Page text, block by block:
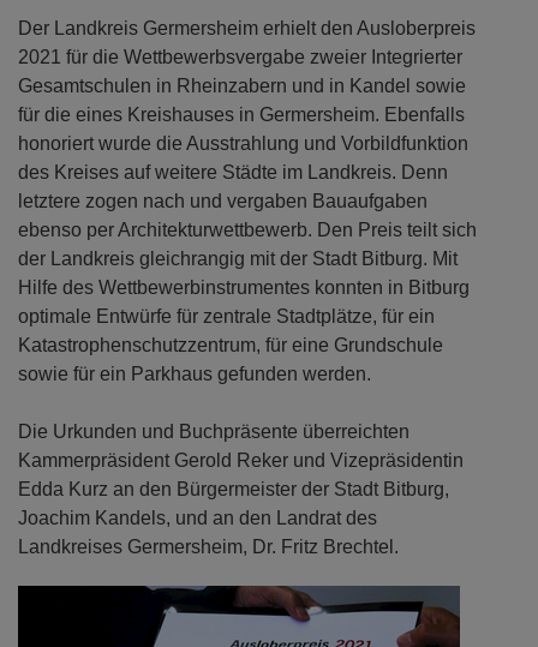
Der Landkreis Germersheim erhielt den Ausloberpreis
2021 für die Wettbewerbsvergabe zweier Integrierter
Gesamtschulen in Rheinzabern und in Kandel sowie
für die eines Kreishauses in Germersheim. Ebenfalls
honoriert wurde die Ausstrahlung und Vorbildfunktion
des Kreises auf weitere Städte im Landkreis. Denn
letztere zogen nach und vergaben Bauaufgaben
ebenso per Architekturwettbewerb. Den Preis teilt sich
der Landkreis gleichrangig mit der Stadt Bitburg. Mit
Hilfe des Wettbewerbinstrumentes konnten in Bitburg
optimale Entwürfe für zentrale Stadtplätze, für ein
Katastrophenschutzzentrum, für eine Grundschule
sowie für ein Parkhaus gefunden werden.
Die Urkunden und Buchpräsente überreichten
Kammerpräsident Gerold Reker und Vizepräsidentin
Edda Kurz an den Bürgermeister der Stadt Bitburg,
Joachim Kandels, und an den Landrat des
Landkreises Germersheim, Dr. Fritz Brechtel.